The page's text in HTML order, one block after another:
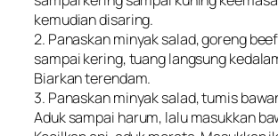
kemudian disaring.
2. Panaskan minyak salad, goreng
sampai kering, tuang langsung
Biarkan terendam.
3. Panaskan minyak salad, tumis
Aduk sampai harum, lalu masukkan